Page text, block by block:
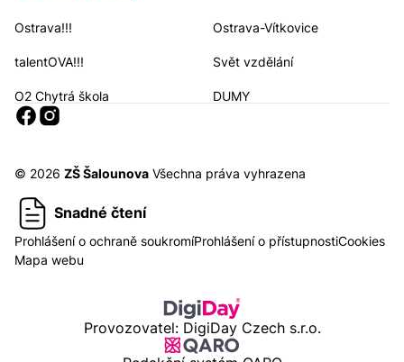
Navigační odkazy
Ostrava!!! Ostrava-Vítkovice
talentOVA!!! Svět vzdělání
O2 Chytrá škola DUMY
Sociální sítě
© 2026 ZŠ Šalounova Všechna práva vyhrazena
Snadné čtení
Prohlášení o ochraně soukromíProhlášení o přístupnostiCookies
Mapa webu
Provozovatel: DigiDay Czech s.r.o.